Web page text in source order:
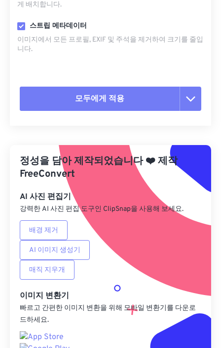
게 배치합니다.
스트립 메타데이터
이미지에서 모든 프로필, EXIF ​​및 주석을 제거하여 크기를 줄입
니다.
모두에게 적용
사전 설정에서 적용
사전 설정으로 저장
정성을 담아 제작되었습니다❤️제작
FreeConvert
AI 사진 편집기
강력한 AI 사진 편집 도구인 ClipSnap을 사용해 보세요.
배경 제거
AI 이미지 생성기
매직 지우개
이미지 변환기
빠르고 간편한 이미지 변환을 위해 모바일 변환기를 다운로
드하세요.